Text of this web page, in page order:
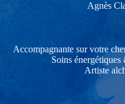
Agnès
Accompagnante sur votre
Soins
Artiste